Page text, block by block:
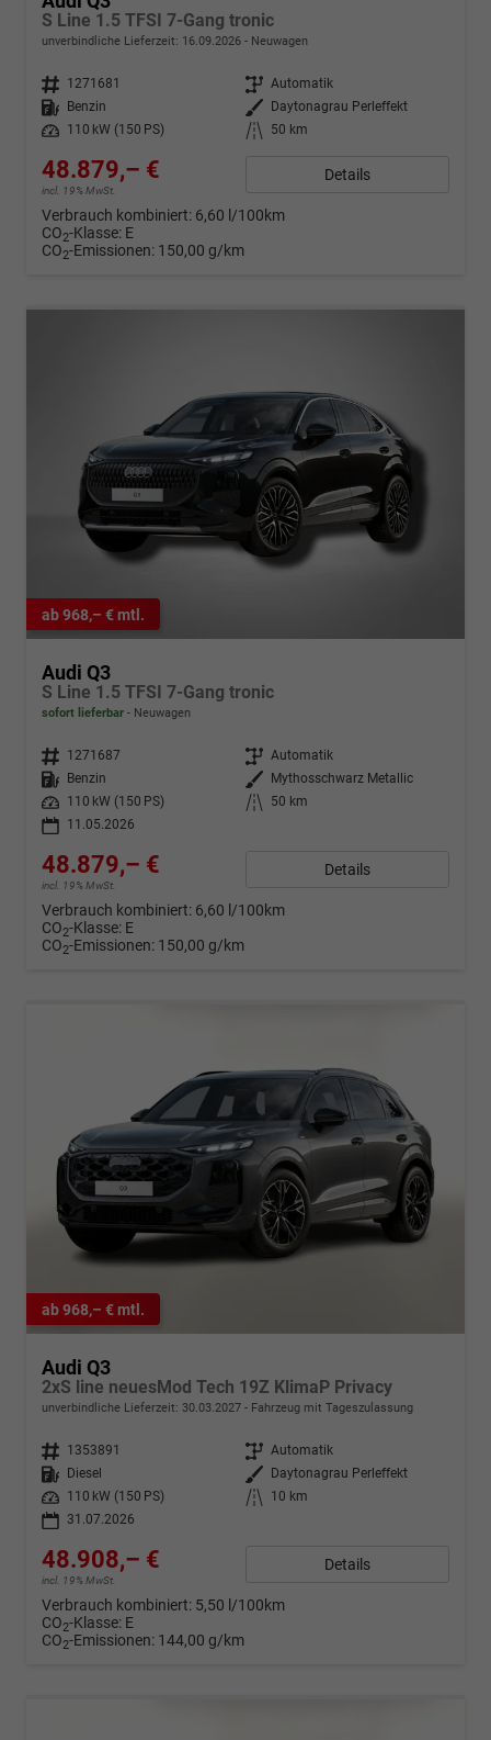
S Line 1.5 TFSI 7-Gang tronic
unverbindliche Lieferzeit: 16.09.2026 Neuwagen
Fahrzeugnr. 1271681 Getriebe Automatik
Kraftstoff
Benzin Außenfarbe
Daytonagrau Perleffekt
Leistung
110 kW (150 PS) Kilometerstand 50 km
48.879,– €
incl. 19% MwSt.
Details
Verbrauch kombiniert: 6,60 l/100km
CO2-Klasse: E
CO2-Emissionen: 150,00 g/km
ab 968,– € mtl.
Audi Q3
S Line 1.5 TFSI 7-Gang tronic
sofort lieferbar Neuwagen
Fahrzeugnr. 1271687 Getriebe Automatik
Kraftstoff
Benzin Außenfarbe
Mythosschwarz Metallic
Leistung
110 kW (150 PS) Kilometerstand
50 km
11.05.2026
48.879,– €
incl. 19% MwSt.
Details
Verbrauch kombiniert: 6,60 l/100km
CO2-Klasse: E
CO2-Emissionen: 150,00 g/km
ab 968,– € mtl.
Audi Q3
2xS line neuesMod Tech 19Z KlimaP Privacy
unverbindliche Lieferzeit: 30.03.2027 Fahrzeug mit Tageszulassung
Fahrzeugnr. 1353891 Getriebe Automatik
Kraftstoff
Diesel Außenfarbe
Daytonagrau Perleffekt
Leistung
110 kW (150 PS) Kilometerstand
10 km
31.07.2026
48.908,– €
incl. 19% MwSt.
Details
Verbrauch kombiniert: 5,50 l/100km
CO2-Klasse: E
CO2-Emissionen: 144,00 g/km